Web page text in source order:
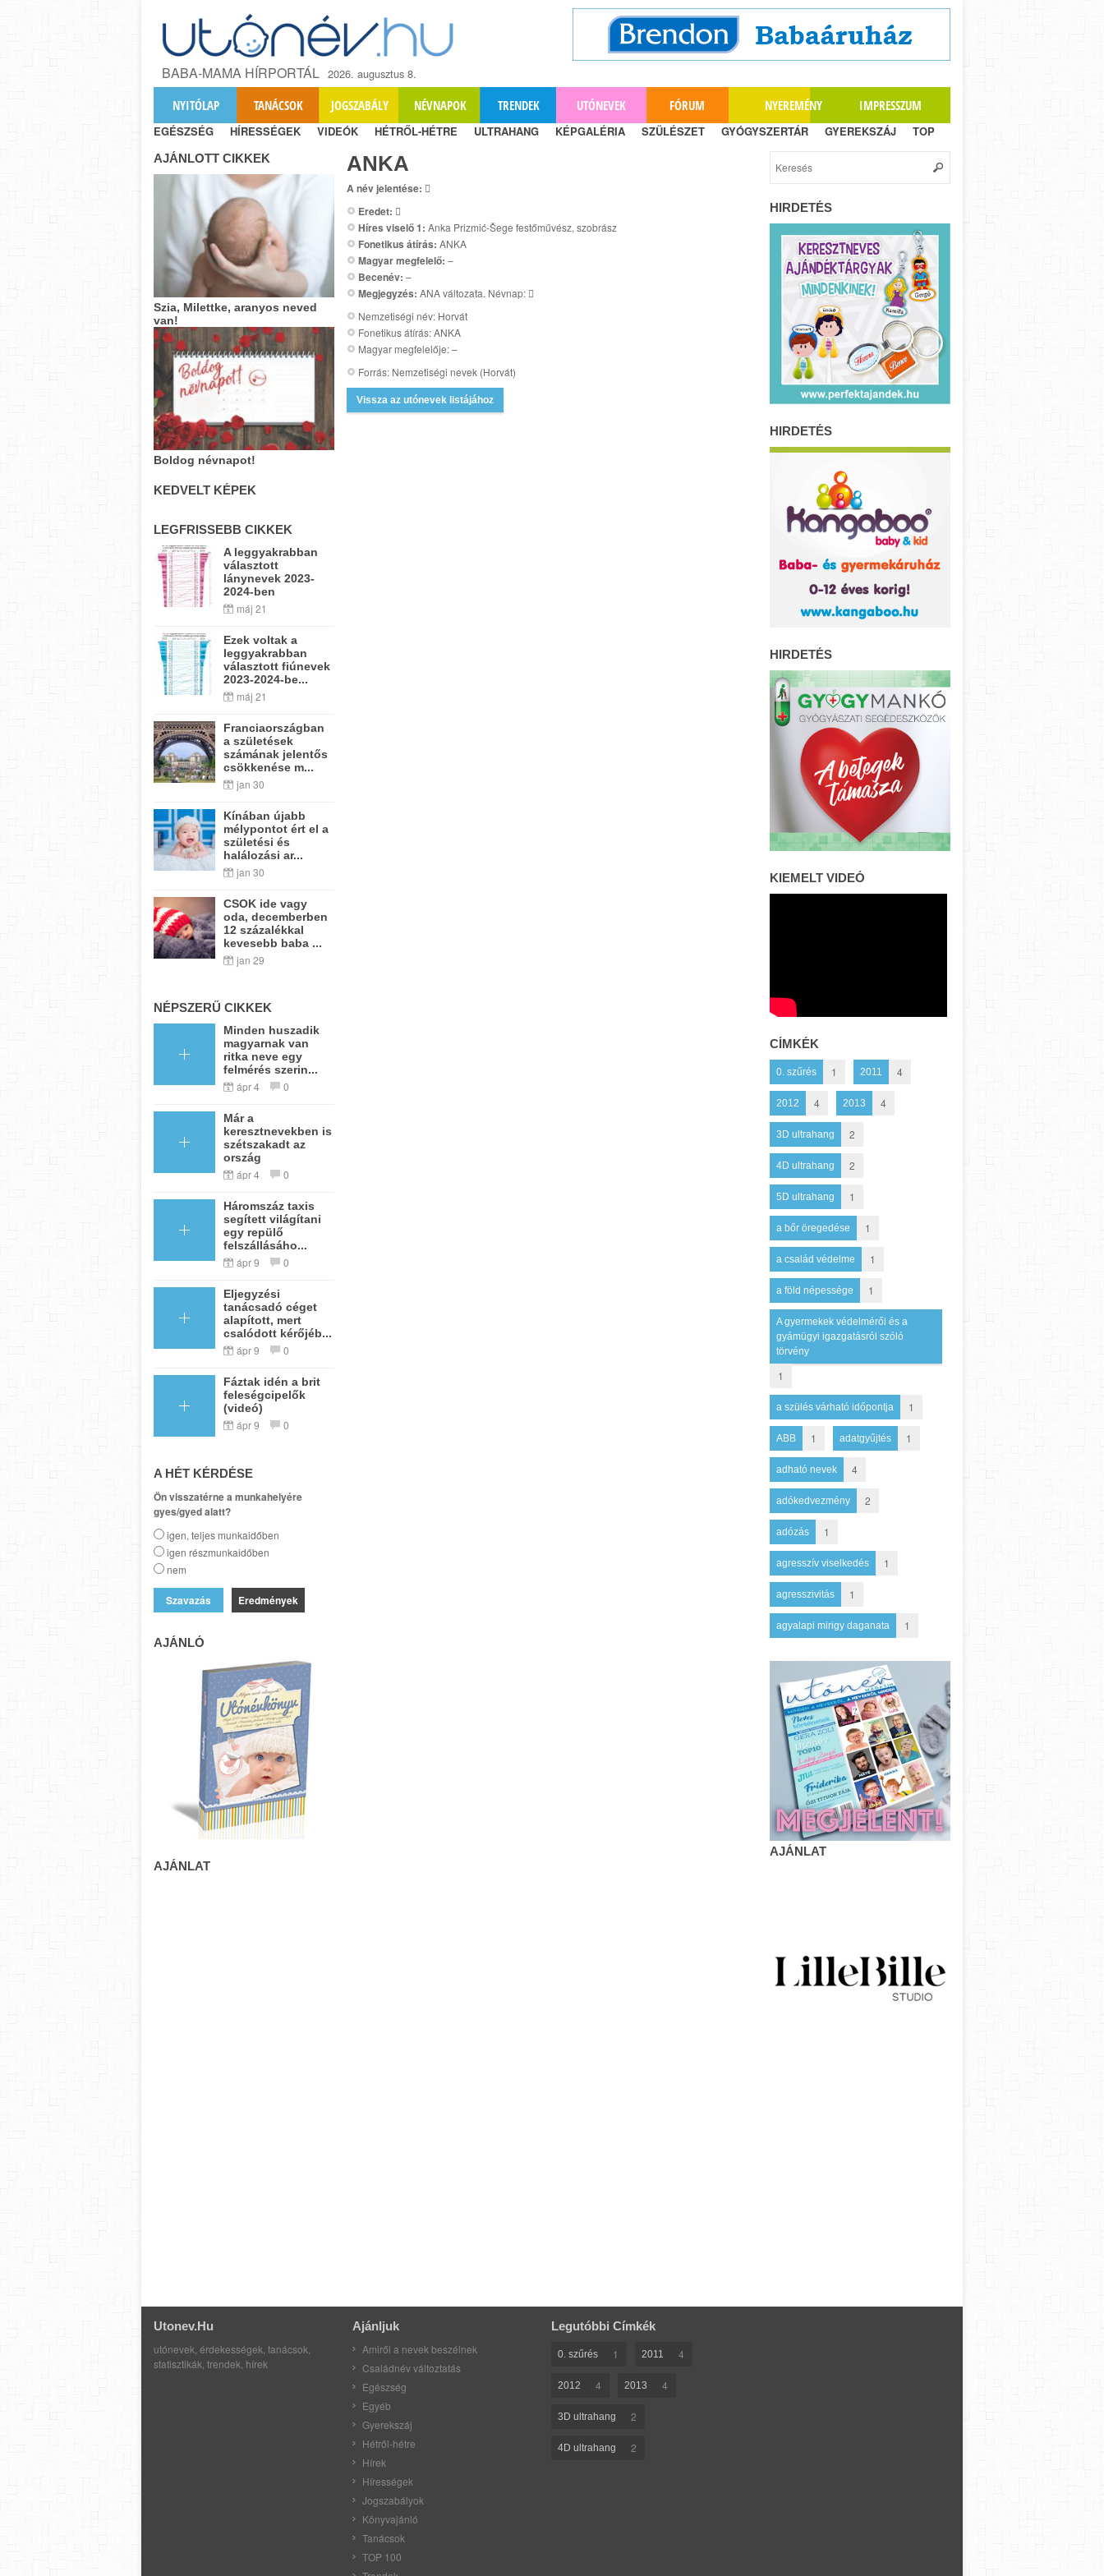
BABA-MAMA HÍRPORTÁL 2026. augusztus 8.
NYITÓLAP TANÁCSOK JOGSZABÁLY NÉVNAPOK TRENDEK UTÓNEVEK FÓRUM NYEREMÉNY IMPRESSZUM
EGÉSZSÉG HÍRESSÉGEK VIDEÓK HÉTRŐL-HÉTRE ULTRAHANG KÉPGALÉRIA SZÜLÉSZET GYÓGYSZERTÁR GYEREKSZÁJ TOP
ANKA
A név jelentése: 
Eredet: 
Híres viselő 1: Anka Prizmić-Šege festőművész, szobrász
Fonetikus átírás: ANKA
Magyar megfelelő: –
Becenév: –
Megjegyzés: ANA változata. Névnap: 
Nemzetiségi név: Horvát
Fonetikus átírás: ANKA
Magyar megfelelője: –
Forrás: Nemzetiségi nevek (Horvát)
Vissza az utónevek listájához
AJÁNLOTT CIKKEK
Szia, Milettke, aranyos neved
van!
Boldog névnapot!
KEDVELT KÉPEK
LEGFRISSEBB CIKKEK
A leggyakrabban
választott
lánynevek 2023-
2024-ben
máj 21
Ezek voltak a
leggyakrabban
választott fiúnevek
2023-2024-be...
máj 21
Franciaországban
a születések
számának jelentős
csökkenése m...
jan 30
Kínában újabb
mélypontot ért el a
születési és
halálozási ar...
jan 30
CSOK ide vagy
oda, decemberben
12 százalékkal
kevesebb baba ...
jan 29
NÉPSZERŰ CIKKEK
Minden huszadik
magyarnak van
ritka neve egy
felmérés szerin...
ápr 4 0
Már a
keresztnevekben is
szétszakadt az
ország
ápr 4 0
Háromszáz taxis
segített világítani
egy repülő
felszállásáho...
ápr 9 0
Eljegyzési
tanácsadó céget
alapított, mert
csalódott kérőjéb...
ápr 9 0
Fáztak idén a brit
feleségcipelők
(videó)
ápr 9 0
A HÉT KÉRDÉSE
Ön visszatérne a munkahelyére
gyes/gyed alatt?
igen, teljes munkaidőben
igen részmunkaidőben
nem
Eredmények
AJÁNLÓ
AJÁNLAT
HIRDETÉS
HIRDETÉS
HIRDETÉS
KIEMELT VIDEÓ
CÍMKÉK
0. szűrés 1 2011 4
2012 4 2013 4
3D ultrahang 2
4D ultrahang 2
5D ultrahang 1
a bőr öregedése 1
a család védelme 1
a föld népessége 1
A gyermekek védelméről és a
gyámügyi igazgatásról szóló
törvény
1
a szülés várható időpontja 1
ABB 1 adatgyűjtés 1
adható nevek 4
adókedvezmény 2
adózás 1
agresszív viselkedés 1
agresszivitás 1
agyalapi mirigy daganata 1
AJÁNLAT
Utonev.hu
utónevek, érdekességek, tanácsok,
statisztikák, trendek, hírek
Ajánljuk
Amiről a nevek beszélnek
Családnév változtatás
Egészség
Egyéb
Gyerekszáj
Hétről-hétre
Hírek
Hírességek
Jogszabályok
Könyvajánló
Tanácsok
TOP 100
Legutóbbi Címkék
0. szűrés 1 2011 4
2012 4 2013 4
3D ultrahang 2
4D ultrahang 2